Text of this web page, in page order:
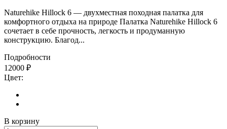
Naturehike Hillock 6 — двухместная походная палатка для
комфортного отдыха на природе Палатка Naturehike Hillock 6
сочетает в себе прочность, легкость и продуманную
конструкцию. Благод...
Подробности
12000 ₽
Цвет:
В корзину